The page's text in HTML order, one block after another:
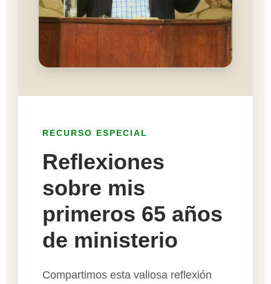
RECURSO ESPECIAL
Reflexiones
sobre mis
primeros 65 años
de ministerio
Compartimos esta valiosa reflexión